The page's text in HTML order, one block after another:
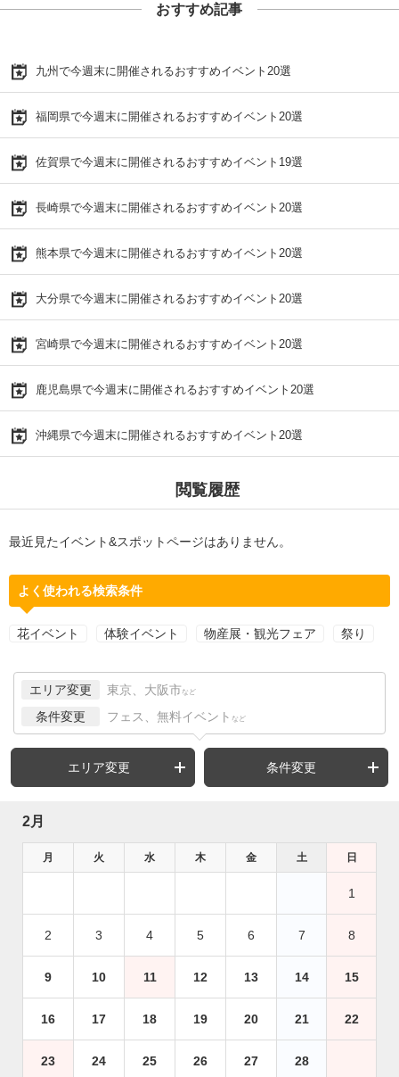
おすすめ記事
九州で今週末に開催されるおすすめイベント20選
福岡県で今週末に開催されるおすすめイベント20選
佐賀県で今週末に開催されるおすすめイベント19選
長崎県で今週末に開催されるおすすめイベント20選
熊本県で今週末に開催されるおすすめイベント20選
大分県で今週末に開催されるおすすめイベント20選
宮崎県で今週末に開催されるおすすめイベント20選
鹿児島県で今週末に開催されるおすすめイベント20選
沖縄県で今週末に開催されるおすすめイベント20選
閲覧履歴
最近見たイベント&スポットページはありません。
よく使われる検索条件
花イベント 体験イベント 物産展・観光フェア 祭り
エリア変更 東京、大阪市 など
条件変更 フェス、無料イベント など
エリア変更 条件変更
2月
月 火 水 木 金 土 日
1
2 3 4 5 6 7 8
9 10 11 12 13 14 15
16 17 18 19 20 21 22
23 24 25 26 27 28